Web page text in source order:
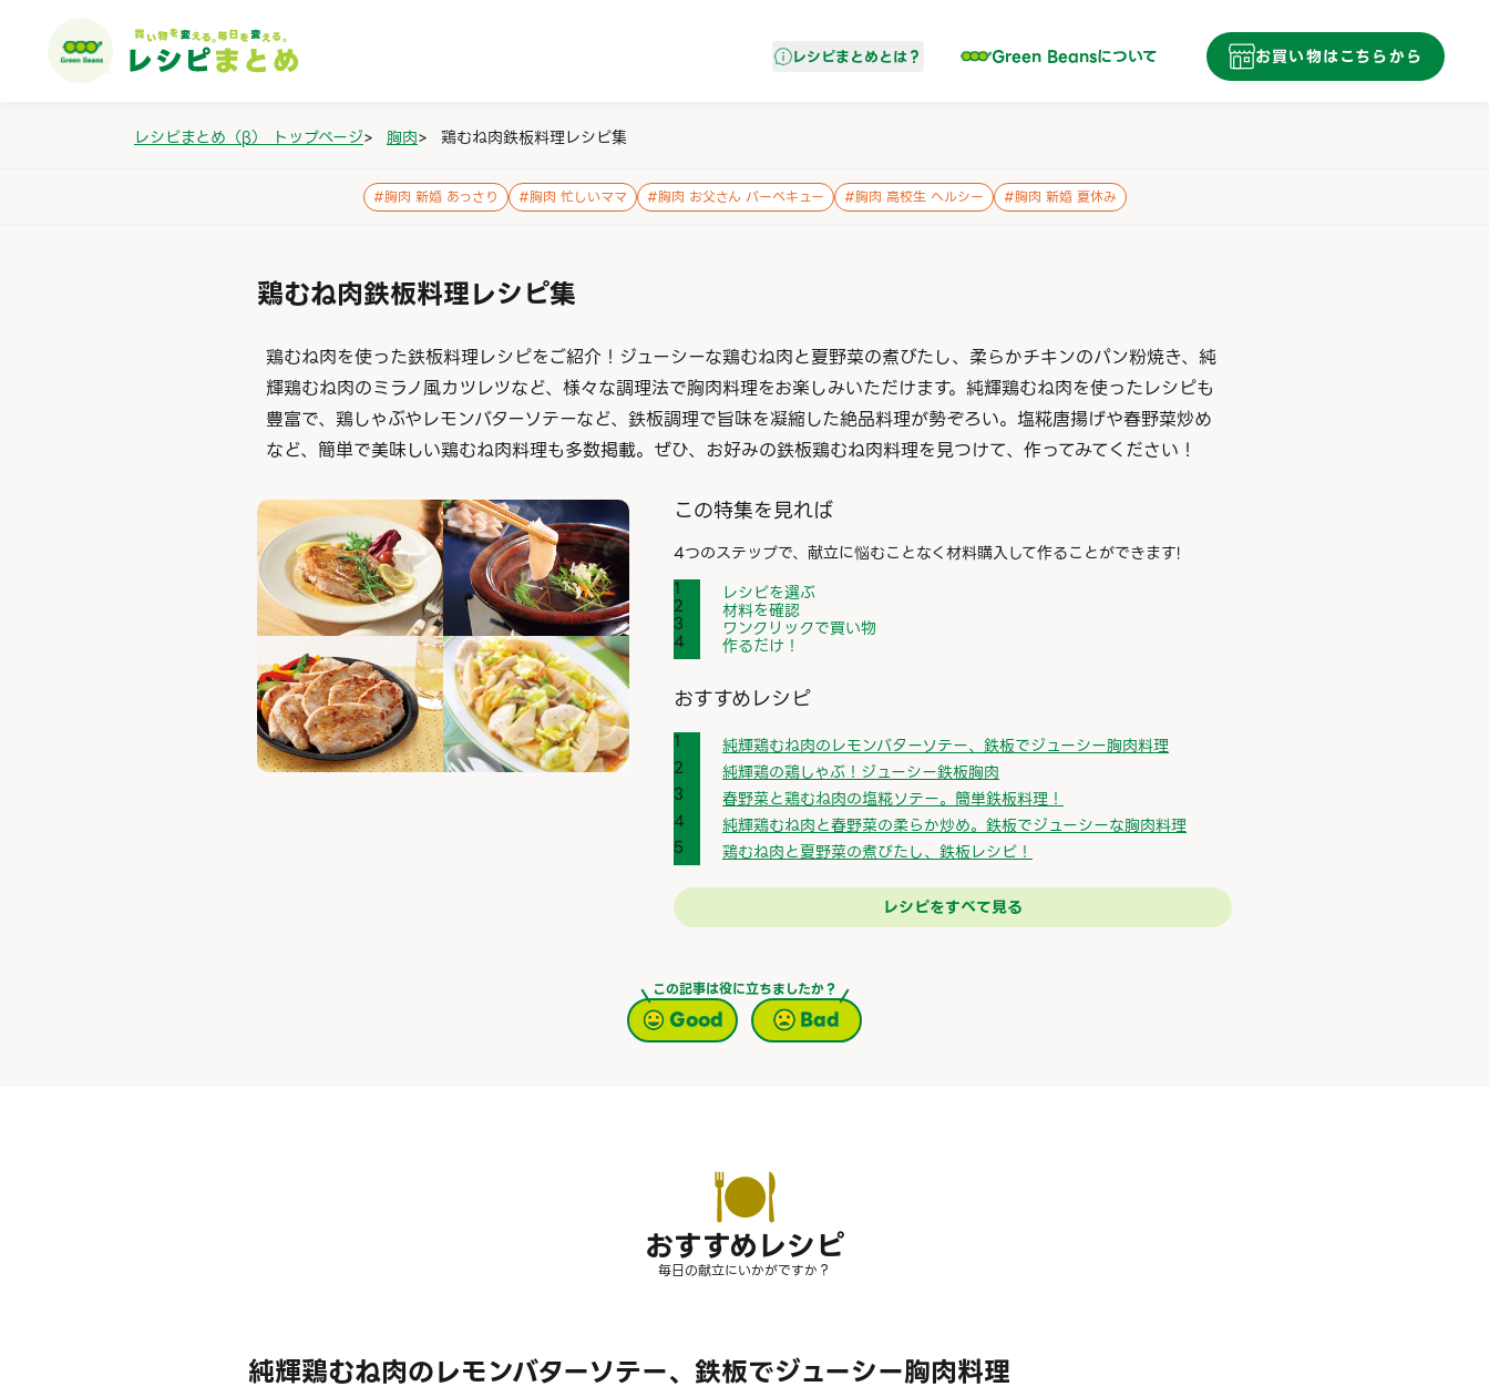
レシピまとめとは？ Green Beansについて お買い物はこちらから
レシピまとめ（β） トップページ> 胸肉> 鶏むね肉鉄板料理レシピ集
#胸肉 新婚 あっさり #胸肉 忙しいママ #胸肉 お父さん バーベキュー #胸肉 高校生 ヘルシー #胸肉 新婚 夏休み
鶏むね肉鉄板料理レシピ集
鶏むね肉を使った鉄板料理レシピをご紹介！ジューシーな鶏むね肉と夏野菜の煮びたし、柔らかチキンのパン粉焼き、純
輝鶏むね肉のミラノ風カツレツなど、様々な調理法で胸肉料理をお楽しみいただけます。純輝鶏むね肉を使ったレシピも
豊富で、鶏しゃぶやレモンバターソテーなど、鉄板調理で旨味を凝縮した絶品料理が勢ぞろい。塩糀唐揚げや春野菜炒め
など、簡単で美味しい鶏むね肉料理も多数掲載。ぜひ、お好みの鉄板鶏むね肉料理を見つけて、作ってみてください！
この特集を見れば
4つのステップで、献立に悩むことなく材料購入して作ることができます!
レシピを選ぶ
材料を確認
ワンクリックで買い物
作るだけ！
おすすめレシピ
純輝鶏むね肉のレモンバターソテー、鉄板でジューシー胸肉料理
純輝鶏の鶏しゃぶ！ジューシー鉄板胸肉
春野菜と鶏むね肉の塩糀ソテー。簡単鉄板料理！
純輝鶏むね肉と春野菜の柔らか炒め。鉄板でジューシーな胸肉料理
鶏むね肉と夏野菜の煮びたし、鉄板レシピ！
レシピをすべて見る
この記事は役に立ちましたか？
Good Bad
おすすめレシピ
毎日の献立にいかがですか？
純輝鶏むね肉のレモンバターソテー、鉄板でジューシー胸肉料理